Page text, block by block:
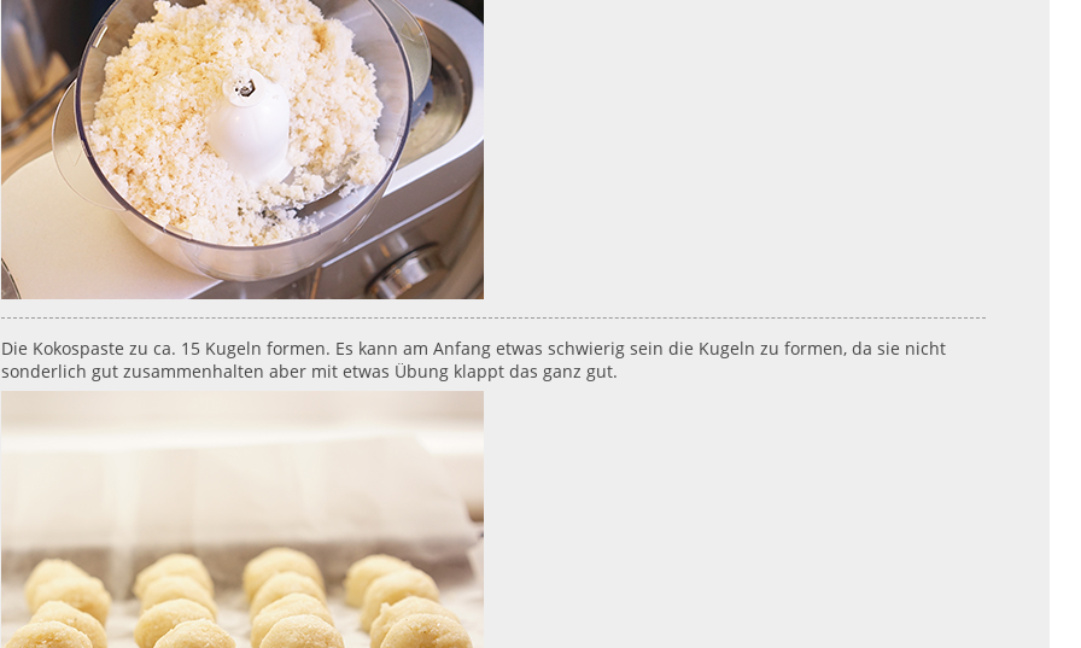
Die Kokospaste zu ca. 15 Kugeln formen. Es kann am Anfang etwas schwierig sein die Kugeln zu formen, da sie nicht
sonderlich gut zusammenhalten aber mit etwas Übung klappt das ganz gut.